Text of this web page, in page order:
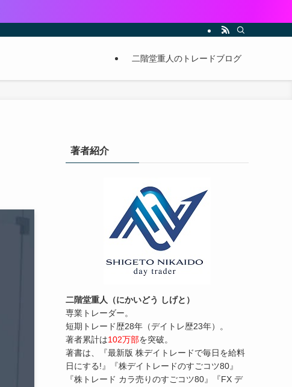
二階堂重人のトレードブログ
著者紹介
二階堂重人（にかいどう しげと）
専業トレーダー。
短期トレード歴28年（デイトレ歴23年）。
著者累計は102万部を突破。
著書は、『最新版 株デイトレードで毎日を給料
日にする!』『株デイトレードのすごコツ80』
『株トレード カラ売りのすごコツ80』『FX デ